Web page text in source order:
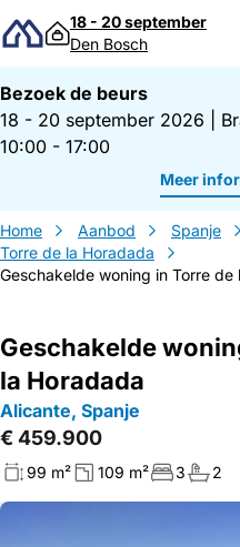
Direct naar inhoud
18 - 20 september
Den Bosch
Bezoek de beurs
18 - 20 september 2026
10:00 - 17:00
Meer
Home Aanbod Spanje
Torre de la Horadada
Geschakelde woning in Torre de
Geschakelde
la Horadada
Alicante, Spanje
€ 459.900
99 m² 109 m² 3 2